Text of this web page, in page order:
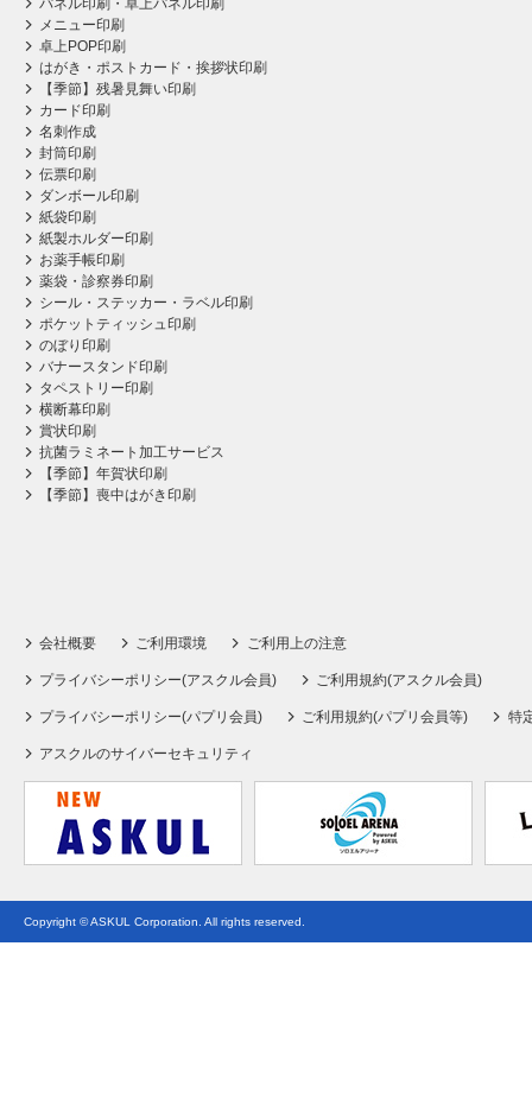
パネル印刷・卓上パネル印刷
メニュー印刷
卓上POP印刷
はがき・ポストカード・挨拶状印刷
【季節】残暑見舞い印刷
カード印刷
名刺作成
封筒印刷
伝票印刷
ダンボール印刷
紙袋印刷
紙製ホルダー印刷
お薬手帳印刷
薬袋・診察券印刷
シール・ステッカー・ラベル印刷
ポケットティッシュ印刷
のぼり印刷
バナースタンド印刷
タペストリー印刷
横断幕印刷
賞状印刷
抗菌ラミネート加工サービス
【季節】年賀状印刷
【季節】喪中はがき印刷
会社概要 ご利用環境 ご利用上の注意
プライバシーポリシー(アスクル会員) ご利用規約(アスクル会員)
プライバシーポリシー(パプリ会員) ご利用規約(パプリ会員等) 特
アスクルのサイバーセキュリティ
Copyright © ASKUL Corporation. All rights reserved.